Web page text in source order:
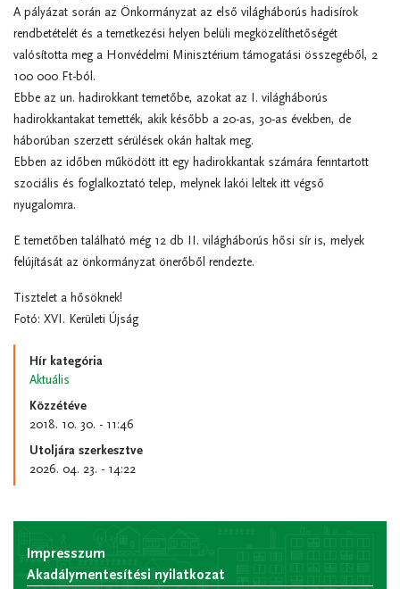
A pályázat során az Önkormányzat az első világháborús hadisírok
rendbetételét és a temetkezési helyen belüli megközelíthetőségét
valósította meg a Honvédelmi Minisztérium támogatási összegéből, 2
100 000 Ft-ból.
Ebbe az un. hadirokkant temetőbe, azokat az I. világháborús
hadirokkantakat temették, akik később a 20-as, 30-as években, de
háborúban szerzett sérülések okán haltak meg.
Ebben az időben működött itt egy hadirokkantak számára fenntartott
szociális és foglalkoztató telep, melynek lakói leltek itt végső
nyugalomra.
E temetőben található még 12 db II. világháborús hősi sír is, melyek
felújítását az önkormányzat önerőből rendezte.
Tisztelet a hősöknek!
Fotó: XVI. Kerületi Újság
Hír kategória
Aktuális
Közzétéve
2018. 10. 30. - 11:46
Utoljára szerkesztve
2026. 04. 23. - 14:22
Impresszum
Akadálymentesítési nyilatkozat